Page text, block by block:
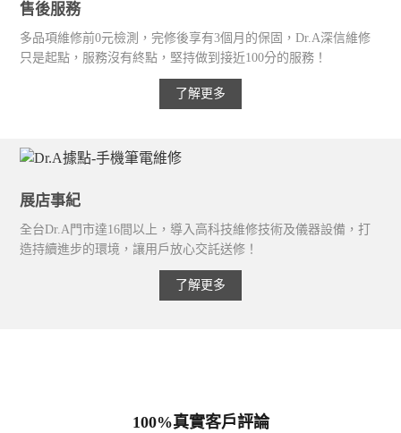
售後服務
多品項維修前0元檢測，完修後享有3個月的保固，Dr.A深信維修
只是起點，服務沒有終點，堅持做到接近100分的服務！
了解更多
展店事紀
全台Dr.A門市達16間以上，導入高科技維修技術及儀器設備，打
造持續進步的環境，讓用戶放心交託送修！
了解更多
100%真實客戶評論